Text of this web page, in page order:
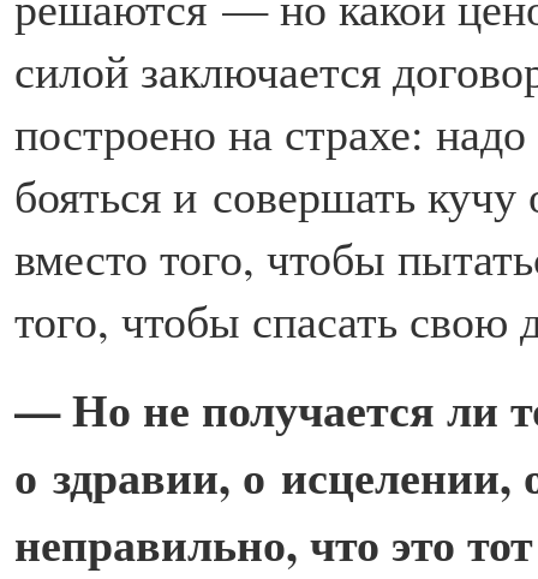
силой заключается
построено на страхе:
бояться и совершать
вместо того, чтобы
того, чтобы спасать свою
— Но не получается ли
о здравии, о
неправильно, что это